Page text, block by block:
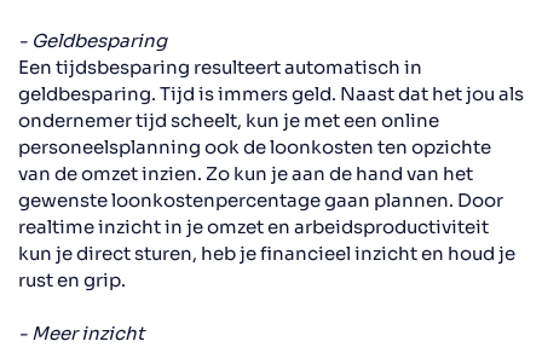
- Geldbesparing
Een tijdsbesparing resulteert automatisch in
geldbesparing. Tijd isimmersgeld. Naast dat het jou als
ondernemer tijd scheelt, kun je met een online
personeelsplanning ookde loonkosten ten opzichte
van de omzetinzien. Zo kun je aan de hand van het
gewensteloonkostenpercentage gaan plannen. Door
realtime inzicht in je omzet en arbeidsproductiviteit
kun je direct sturen, heb je financieel inzicht en houd je
rust en grip.
- Meer inzicht